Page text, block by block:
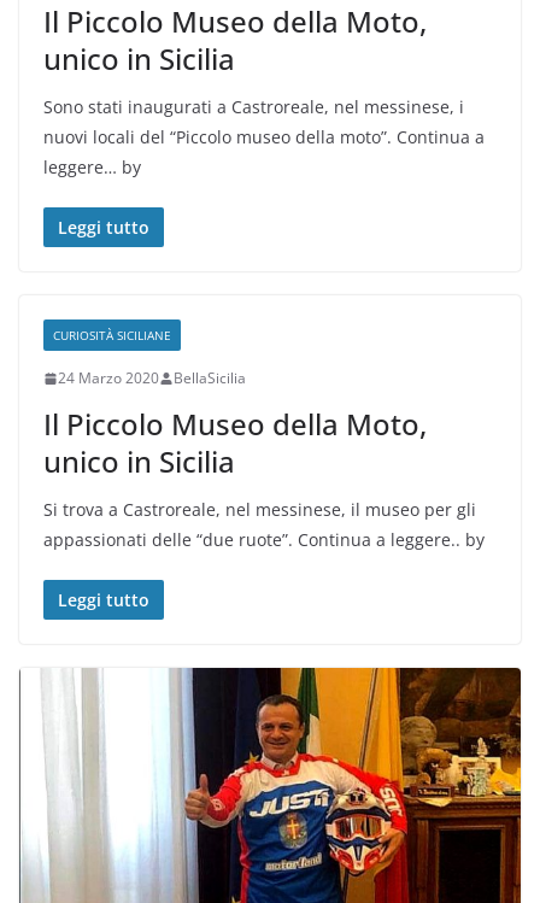
Il Piccolo Museo della Moto,
unico in Sicilia
Sono stati inaugurati a Castroreale, nel messinese, i
nuovi locali del “Piccolo museo della moto”. Continua a
leggere… by
Leggi tutto
CURIOSITÀ SICILIANE
24 Marzo 2020 BellaSicilia
Il Piccolo Museo della Moto,
unico in Sicilia
Si trova a Castroreale, nel messinese, il museo per gli
appassionati delle “due ruote”. Continua a leggere.. by
Leggi tutto